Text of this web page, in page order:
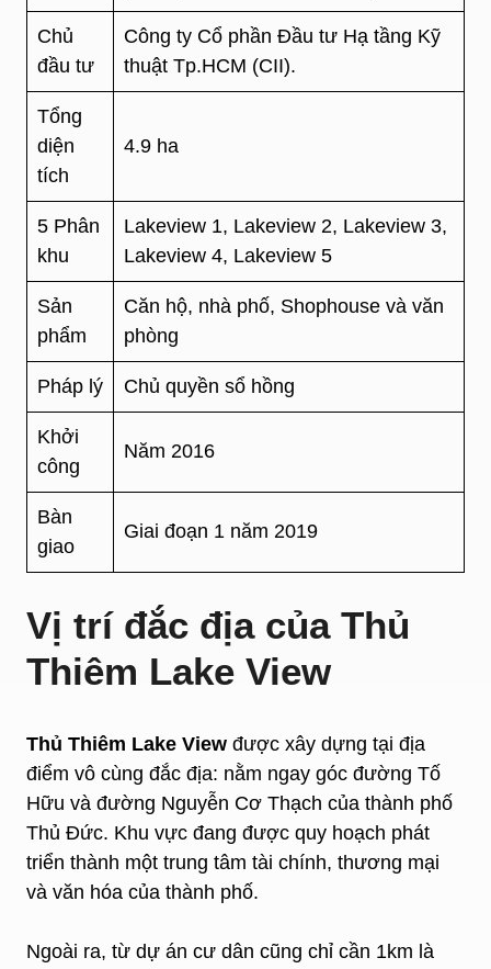
Chủ
đầu tư
Công ty Cổ phần Đầu tư Hạ tầng Kỹ
thuật Tp.HCM (CII).
Tổng
diện
tích
4.9 ha
5 Phân
khu
Lakeview 1, Lakeview 2, Lakeview 3,
Lakeview 4, Lakeview 5
Sản
phẩm
Căn hộ, nhà phố, Shophouse và văn
phòng
Pháp lý Chủ quyền sổ hồng
Khởi
công
Năm 2016
Bàn
giao
Giai đoạn 1 năm 2019
Vị trí đắc địa của Thủ
Thiêm Lake View
Thủ Thiêm Lake View được xây dựng tại địa
điểm vô cùng đắc địa: nằm ngay góc đường Tố
Hữu và đường Nguyễn Cơ Thạch của thành phố
Thủ Đức. Khu vực đang được quy hoạch phát
triển thành một trung tâm tài chính, thương mại
và văn hóa của thành phố.
Ngoài ra, từ dự án cư dân cũng chỉ cần 1km là